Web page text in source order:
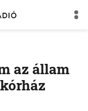
az állam